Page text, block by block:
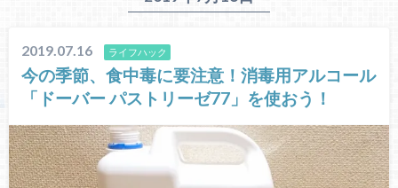
2019.07.16 ライフハック
今の季節、食中毒に要注意！消毒用アルコール
「ドーバー パストリーゼ77」を使おう！